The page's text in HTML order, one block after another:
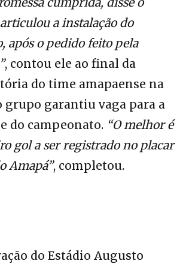
a instalação do
após o pedido feito pela
, contou ele ao final da
do time amapaense na
grupo garantiu vaga para a
do campeonato. “O melhor é
gol a ser registrado no placar
Amapá”, completou.
do Estádio Augusto